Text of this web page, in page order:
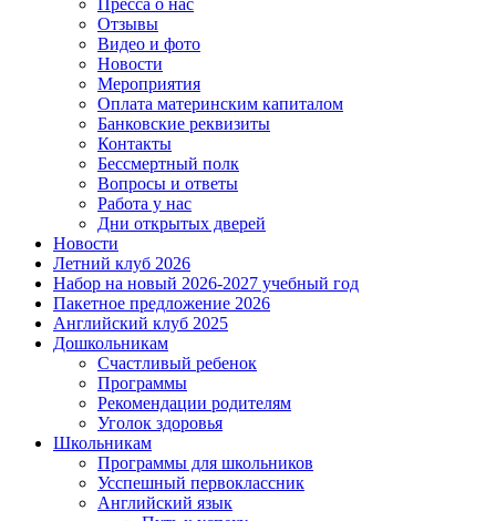
Отзывы
Видео и фото
Новости
Мероприятия
Оплата материнским капиталом
Банковские реквизиты
Контакты
Бессмертный полк
Вопросы и ответы
Работа у нас
Дни открытых дверей
Новости
Летний клуб 2026
Набор на новый 2026-2027 учебный год
Пакетное предложение 2026
Английский клуб 2025
Дошкольникам
Счастливый ребенок
Программы
Рекомендации родителям
Уголок здоровья
Школьникам
Программы для школьников
Усспешный первоклассник
Английский язык